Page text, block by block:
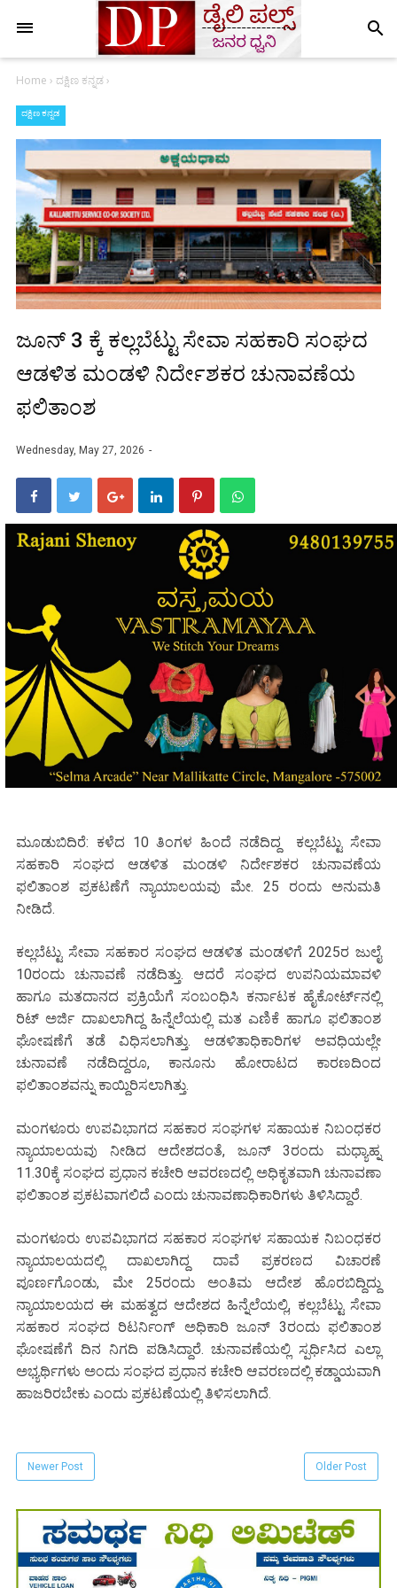
search
Home › ದಕ್ಷಿಣ ಕನ್ನಡ›
ದಕ್ಷಿಣ ಕನ್ನಡ
ಜೂನ್ 3 ಕ್ಕೆ ಕಲ್ಲಬೆಟ್ಟು ಸೇವಾ ಸಹಕಾರಿ ಸಂಘದ
ಆಡಳಿತ ಮಂಡಳಿ ನಿರ್ದೇಶಕರ ಚುನಾವಣೆಯ
ಫಲಿತಾಂಶ
Wednesday, May 27, 2026
ಮೂಡುಬಿದಿರೆ: ಕಳೆದ 10 ತಿಂಗಳ ಹಿಂದೆ ನಡೆದಿದ್ದ ಕಲ್ಲಬೆಟ್ಟು ಸೇವಾ
ಸಹಕಾರಿ ಸಂಘದ ಆಡಳಿತ ಮಂಡಳಿ ನಿರ್ದೇಶಕರ ಚುನಾವಣೆಯ
ಫಲಿತಾಂಶ ಪ್ರಕಟಣೆಗೆ ನ್ಯಾಯಾಲಯವು ಮೇ. 25 ರಂದು ಅನುಮತಿ
ನೀಡಿದೆ.
ಕಲ್ಲಬೆಟ್ಟು ಸೇವಾ ಸಹಕಾರ ಸಂಘದ ಆಡಳಿತ ಮಂಡಳಿಗೆ 2025ರ ಜುಲೈ
10ರಂದು ಚುನಾವಣೆ ನಡೆದಿತ್ತು. ಆದರೆ ಸಂಘದ ಉಪನಿಯಮಾವಳಿ
ಹಾಗೂ ಮತದಾನದ ಪ್ರಕ್ರಿಯೆಗೆ ಸಂಬಂಧಿಸಿ ಕರ್ನಾಟಕ ಹೈಕೋರ್ಟ್‌ನಲ್ಲಿ
ರಿಟ್ ಅರ್ಜಿ ದಾಖಲಾಗಿದ್ದ ಹಿನ್ನೆಲೆಯಲ್ಲಿ ಮತ ಎಣಿಕೆ ಹಾಗೂ ಫಲಿತಾಂಶ
ಘೋಷಣೆಗೆ ತಡೆ ವಿಧಿಸಲಾಗಿತ್ತು. ಆಡಳಿತಾಧಿಕಾರಿಗಳ ಅವಧಿಯಲ್ಲೇ
ಚುನಾವಣೆ ನಡೆದಿದ್ದರೂ, ಕಾನೂನು ಹೋರಾಟದ ಕಾರಣದಿಂದ
ಫಲಿತಾಂಶವನ್ನು ಕಾಯ್ದಿರಿಸಲಾಗಿತ್ತು.
ಮಂಗಳೂರು ಉಪವಿಭಾಗದ ಸಹಕಾರ ಸಂಘಗಳ ಸಹಾಯಕ ನಿಬಂಧಕರ
ನ್ಯಾಯಾಲಯವು ನೀಡಿದ ಆದೇಶದಂತೆ, ಜೂನ್ 3ರಂದು ಮಧ್ಯಾಹ್ನ
11.30ಕ್ಕೆ ಸಂಘದ ಪ್ರಧಾನ ಕಚೇರಿ ಆವರಣದಲ್ಲಿ ಅಧಿಕೃತವಾಗಿ ಚುನಾವಣಾ
ಫಲಿತಾಂಶ ಪ್ರಕಟವಾಗಲಿದೆ ಎಂದು ಚುನಾವಣಾಧಿಕಾರಿಗಳು ತಿಳಿಸಿದ್ದಾರೆ.
ಮಂಗಳೂರು ಉಪವಿಭಾಗದ ಸಹಕಾರ ಸಂಘಗಳ ಸಹಾಯಕ ನಿಬಂಧಕರ
ನ್ಯಾಯಾಲಯದಲ್ಲಿ ದಾಖಲಾಗಿದ್ದ ದಾವೆ ಪ್ರಕರಣದ ವಿಚಾರಣೆ
ಪೂರ್ಣಗೊಂಡು, ಮೇ 25ರಂದು ಅಂತಿಮ ಆದೇಶ ಹೊರಬಿದ್ದಿದ್ದು
ನ್ಯಾಯಾಲಯದ ಈ ಮಹತ್ವದ ಆದೇಶದ ಹಿನ್ನೆಲೆಯಲ್ಲಿ, ಕಲ್ಲಬೆಟ್ಟು ಸೇವಾ
ಸಹಕಾರ ಸಂಘದ ರಿಟರ್ನಿಂಗ್ ಅಧಿಕಾರಿ ಜೂನ್ 3ರಂದು ಫಲಿತಾಂಶ
ಘೋಷಣೆಗೆ ದಿನ ನಿಗದಿ ಪಡಿಸಿದ್ದಾರೆ. ಚುನಾವಣೆಯಲ್ಲಿ ಸ್ಪರ್ಧಿಸಿದ ಎಲ್ಲಾ
ಅಭ್ಯರ್ಥಿಗಳು ಅಂದು ಸಂಘದ ಪ್ರಧಾನ ಕಚೇರಿ ಆವರಣದಲ್ಲಿ ಕಡ್ಡಾಯವಾಗಿ
ಹಾಜರಿರಬೇಕು ಎಂದು ಪ್ರಕಟಣೆಯಲ್ಲಿ ತಿಳಿಸಲಾಗಿದೆ.
Newer Post Older Post